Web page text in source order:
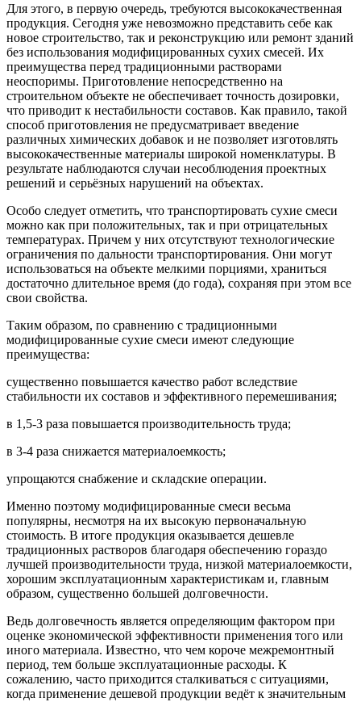
Для этого, в первую очередь, требуются высококачественная
продукция. Сегодня уже невозможно представить себе как
новое строительство, так и реконструкцию или ремонт зданий
без использования модифицированных сухих смесей. Их
преимущества перед традиционными растворами
неоспоримы. Приготовление непосредственно на
строительном объекте не обеспечивает точность дозировки,
что приводит к нестабильности составов. Как правило, такой
способ приготовления не предусматривает введение
различных химических добавок и не позволяет изготовлять
высококачественные материалы широкой номенклатуры. В
результате наблюдаются случаи несоблюдения проектных
решений и серьёзных нарушений на объектах.
Особо следует отметить, что транспортировать сухие смеси
можно как при положительных, так и при отрицательных
температурах. Причем у них отсутствуют технологические
ограничения по дальности транспортирования. Они могут
использоваться на объекте мелкими порциями, храниться
достаточно длительное время (до года), сохраняя при этом все
свои свойства.
Таким образом, по сравнению с традиционными
модифицированные сухие смеси имеют следующие
преимущества:
существенно повышается качество работ вследствие
стабильности их составов и эффективного перемешивания;
в 1,5-3 раза повышается производительность труда;
в 3-4 раза снижается материалоемкость;
упрощаются снабжение и складские операции.
Именно поэтому модифицированные смеси весьма
популярны, несмотря на их высокую первоначальную
стоимость. В итоге продукция оказывается дешевле
традиционных растворов благодаря обеспечению гораздо
лучшей производительности труда, низкой материалоемкости,
хорошим эксплуатационным характеристикам и, главным
образом, существенно большей долговечности.
Ведь долговечность является определяющим фактором при
оценке экономической эффективности применения того или
иного материала. Известно, что чем короче межремонтный
период, тем больше эксплуатационные расходы. К
сожалению, часто приходится сталкиваться с ситуациями,
когда применение дешевой продукции ведёт к значительным